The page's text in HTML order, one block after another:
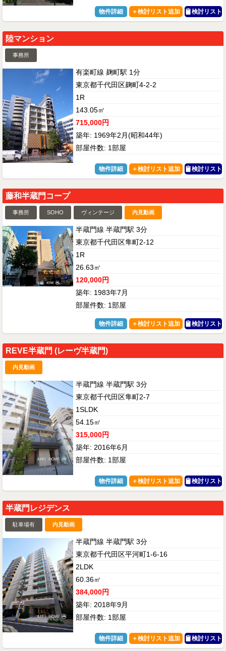
物件詳細 検討リスト
陸マンション
事務所
有楽町線 麹町駅 1分
東京都千代田区麹町4-2-2
1R
143.05㎡
715,000円
築年: 1969年2月(昭和44年)
部屋件数: 1部屋
物件詳細 検討リスト
藤和半蔵門コープ
事務所 SOHO ヴィンテージ 内見動画
半蔵門線 半蔵門駅 3分
東京都千代田区隼町2-12
1R
26.63㎡
120,000円
築年: 1983年7月
部屋件数: 1部屋
物件詳細 検討リスト
REVE半蔵門 (レーヴ半蔵門)
内見動画
半蔵門線 半蔵門駅 3分
東京都千代田区隼町2-7
1SLDK
54.15㎡
315,000円
築年: 2016年6月
部屋件数: 1部屋
物件詳細 検討リスト
半蔵門レジデンス
駐車場有 内見動画
半蔵門線 半蔵門駅 3分
東京都千代田区平河町1-6-16
2LDK
60.36㎡
384,000円
築年: 2018年9月
部屋件数: 1部屋
物件詳細 検討リスト